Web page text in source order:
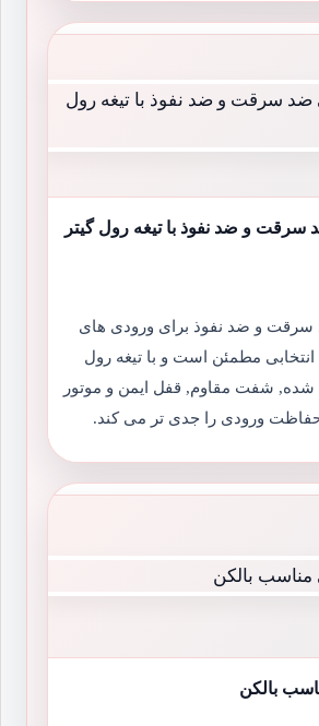
و ضد نفوذ با تیغه رول گیتر
و ضد نفوذ برای ورودی های
مطمئن است و با تیغه رول
شده, شفت مقاوم, قفل ایمن و موتور
ورودی را جدی تر می کند.
بالکن